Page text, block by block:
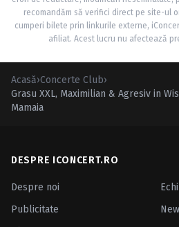
recomandăm să verifici direct pe site-ul
cumperi bilete prin linkurile externe,
afiliat. Acest lucru nu afectează
Acasă›Concerte Club›
Grasu XXL, Maximilian & Agresiv in
Mamaia
DESPRE ICONCERT.RO
Despre noi
Publicitate